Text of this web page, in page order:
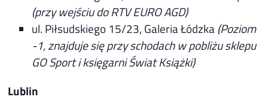
(przy wejściu do RTV EURO AGD)
ul. Piłsudskiego 15/23, Galeria Łódzka (Poziom
-1, znajduje się przy schodach w pobliżu sklepu
GO Sport i księgarni Świat Książki)
Lublin